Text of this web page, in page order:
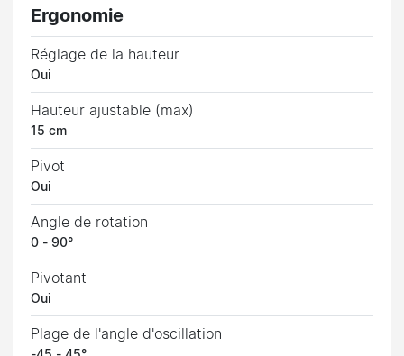
Ergonomie
Réglage de la hauteur
Oui
Hauteur ajustable (max)
15 cm
Pivot
Oui
Angle de rotation
0 - 90°
Pivotant
Oui
Plage de l'angle d'oscillation